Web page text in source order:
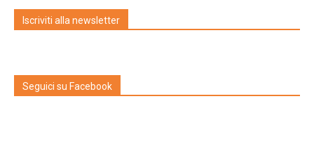
Iscriviti alla newsletter
Seguici su Facebook